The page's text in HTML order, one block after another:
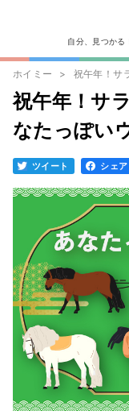
自分、見つかる
ホイミー 祝午年！サ
祝午年！サ
なたっぽい
ツイート シェア